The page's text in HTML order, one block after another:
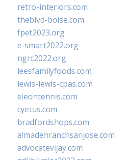
retro-interiors.com
theblvd-boise.com
fpet2023.org
e-smart2022.org
ngrc2022.org
leesfamilyfoods.com
lewis-lewis-cpas.com
eleontennis.com
cyetus.com
bradfordshops.com
almadenranchsanjose.com
advocatevijay.com